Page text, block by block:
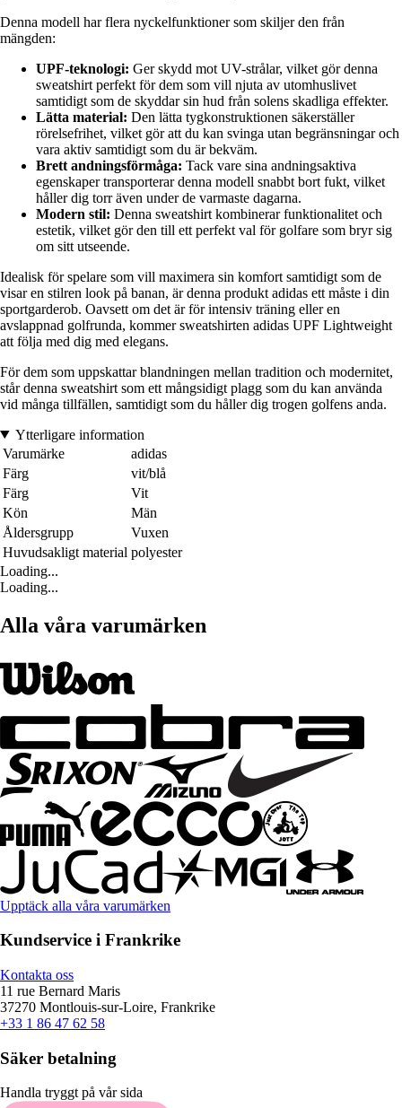
Denna modell har flera nyckelfunktioner som skiljer den från
mängden:
UPF-teknologi: Ger skydd mot UV-strålar, vilket gör denna
sweatshirt perfekt för dem som vill njuta av utomhuslivet
samtidigt som de skyddar sin hud från solens skadliga effekter.
Lätta material: Den lätta tygkonstruktionen säkerställer
rörelsefrihet, vilket gör att du kan svinga utan begränsningar och
vara aktiv samtidigt som du är bekväm.
Brett andningsförmåga: Tack vare sina andningsaktiva
egenskaper transporterar denna modell snabbt bort fukt, vilket
håller dig torr även under de varmaste dagarna.
Modern stil: Denna sweatshirt kombinerar funktionalitet och
estetik, vilket gör den till ett perfekt val för golfare som bryr sig
om sitt utseende.
Idealisk för spelare som vill maximera sin komfort samtidigt som de
visar en stilren look på banan, är denna produkt adidas ett måste i din
sportgarderob. Oavsett om det är för intensiv träning eller en
avslappnad golfrunda, kommer sweatshirten adidas UPF Lightweight
att följa med dig med elegans.
För dem som uppskattar blandningen mellan tradition och modernitet,
står denna sweatshirt som ett mångsidigt plagg som du kan använda
vid många tillfällen, samtidigt som du håller dig trogen golfens anda.
Ytterligare information
Varumärke
adidas
Färg
vit/blå
Färg
Vit
Kön
Män
Åldersgrupp
Vuxen
Huvudsakligt material polyester
Loading...
Loading...
Alla våra varumärken
Upptäck alla våra varumärken
Kundservice i Frankrike
Kontakta oss
11 rue Bernard Maris
37270 Montlouis-sur-Loire, Frankrike
+33 1 86 47 62 58
Säker betalning
Handla tryggt på vår sida